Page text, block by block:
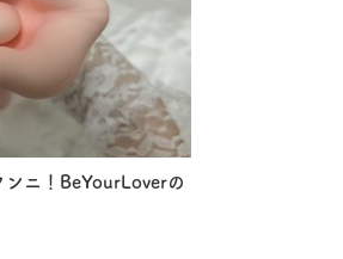
ンニ！BeYourLoverの